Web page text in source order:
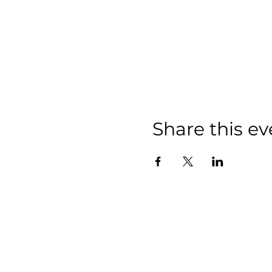
Share this